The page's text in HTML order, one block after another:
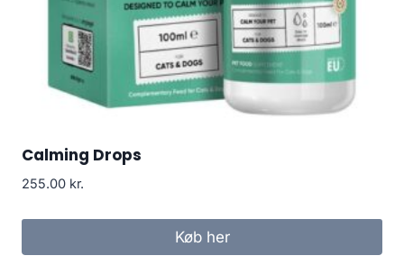
Calming Drops
255.00 kr.
Køb her